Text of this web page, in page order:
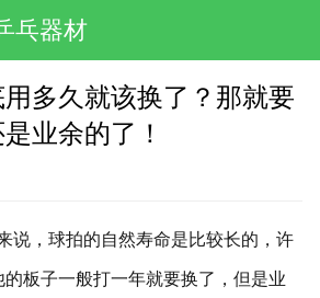
乓器材
多久就该换了？那就要
业余的了！
说，球拍的自然寿命是比较长的，许
板子一般打一年就要换了，但是业